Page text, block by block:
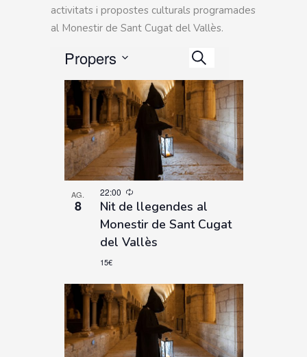
activitats i propostes culturals programades
al Monestir de Sant Cugat del Vallès.
Esdeveniments
Search
and
Views
Navigation
Navigation
Propers
Select
date.
AG.
8
22:00
Nit de llegendes al
Monestir de Sant Cugat
del Vallès
15€